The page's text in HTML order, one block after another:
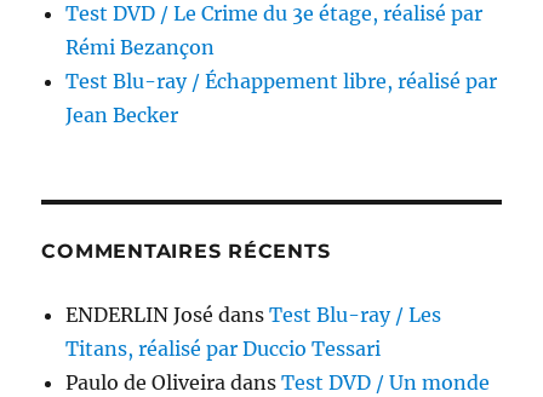
Test DVD / Le Crime du 3e étage, réalisé par
Rémi Bezançon
Test Blu-ray / Échappement libre, réalisé par
Jean Becker
COMMENTAIRES RÉCENTS
ENDERLIN José dansTest Blu-ray / Les
Titans, réalisé par Duccio Tessari
Paulo de Oliveira dansTest DVD / Un monde